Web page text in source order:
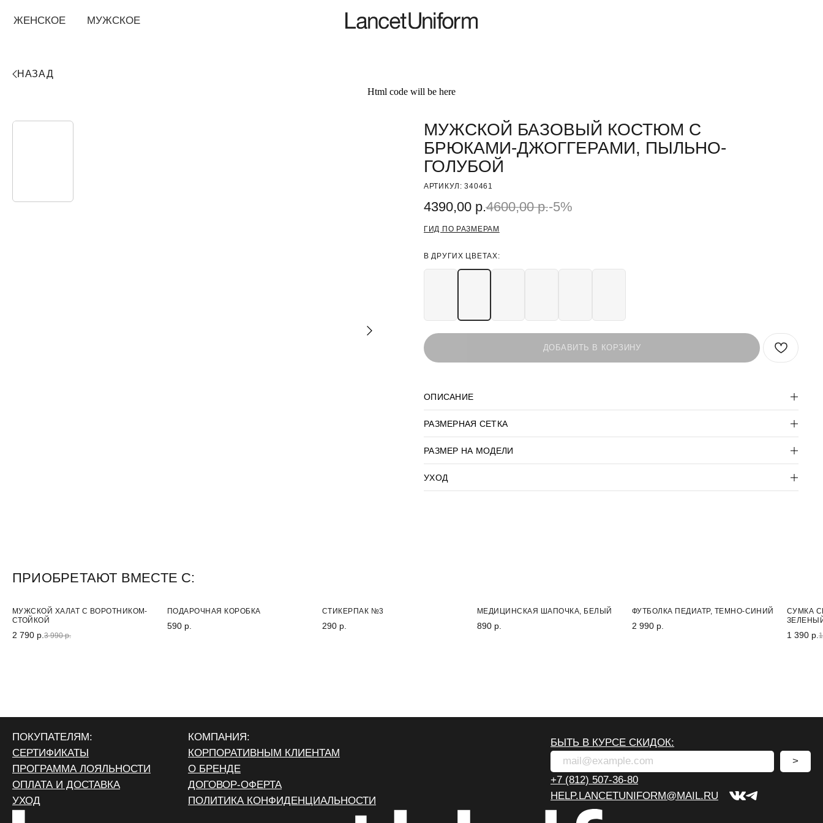
МУЖСКОЕ
ЖЕНСКОЕ
Html code will be here
МУЖСКОЙ БАЗОВЫЙ КОСТЮМ С
БРЮКАМИ-ДЖОГГЕРАМИ, ПЫЛЬНО-
ГОЛУБОЙ
АРТИКУЛ:340461
4390,00 р.4600,00 р.-5%
ГИД ПО РАЗМЕРАМ
ДОБАВИТЬ В КОРЗИНУ
В ДРУГИХ ЦВЕТАХ:
ОПИСАНИЕ
РАЗМЕРНАЯ СЕТКА
РАЗМЕР НА МОДЕЛИ
УХОД
ПРИОБРЕТАЮТ ВМЕСТЕ С:
МУЖСКОЙ ХАЛАТ С ВОРОТНИКОМ-
СТОЙКОЙ
2 790 р. 3 990 р.
ПОДАРОЧНАЯ КОРОБКА
590 р.
СТИКЕРПАК №3
290 р.
МЕДИЦИНСКАЯ ШАПОЧКА, БЕЛЫЙ
890 р.
ФУТБОЛКА ПЕДИАТР, ТЕМНО-СИНИЙ
2 990 р.
СУМКА
1 390 р.
ПОКУПАТЕЛЯМ:
СЕРТИФИКАТЫ
ПРОГРАММА ЛОЯЛЬНОСТИ
ОПЛАТА И ДОСТАВКА
УХОД
КОМПАНИЯ:
КОРПОРАТИВНЫМ КЛИЕНТАМ
О БРЕНДЕ
ДОГОВОР-ОФЕРТА
ПОЛИТИКА КОНФИДЕНЦИАЛЬНОСТИ
БЫТЬ В КУРСЕ СКИДОК:
>
+7 (812) 507-36-80
HELP.LANCETUNIFORM@MAIL.RU